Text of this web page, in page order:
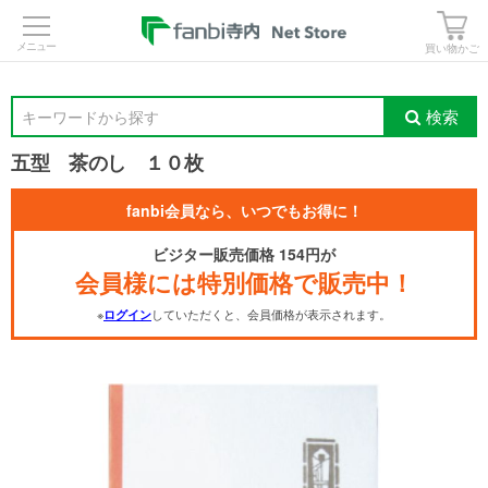
買い物かご
キーワードから探す 検索
五型 茶のし １０枚
fanbi会員なら、いつでもお得に！
ビジター販売価格 154円が
会員様には特別価格で販売中！
※ログインしていただくと、会員価格が表示されます。